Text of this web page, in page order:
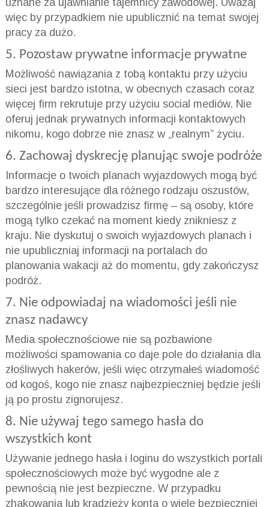
uznane za ujawnianie tajemnicy zawodowej. Uważaj
więc by przypadkiem nie upublicznić na temat swojej
pracy za dużo.
5. Pozostaw prywatne informacje prywatne
Możliwość nawiązania z tobą kontaktu przy użyciu
sieci jest bardzo istotna, w obecnych czasach coraz
więcej firm rekrutuje przy użyciu social mediów. Nie
oferuj jednak prywatnych informacji kontaktowych
nikomu, kogo dobrze nie znasz w „realnym” życiu.
6. Zachowaj dyskrecję planując swoje podróże
Informacje o twoich planach wyjazdowych mogą być
bardzo interesujące dla różnego rodzaju oszustów,
szczególnie jeśli prowadzisz firmę – są osoby, które
mogą tylko czekać na moment kiedy znikniesz z
kraju. Nie dyskutuj o swoich wyjazdowych planach i
nie upubliczniaj informacji na portalach do
planowania wakacji aż do momentu, gdy zakończysz
podróż.
7. Nie odpowiadaj na wiadomości jeśli nie
znasz nadawcy
Media społecznościowe nie są pozbawione
możliwości spamowania co daje pole do działania dla
złośliwych hakerów, jeśli więc otrzymałeś wiadomość
od kogoś, kogo nie znasz najbezpieczniej będzie jeśli
ją po prostu zignorujesz.
8. Nie używaj tego samego hasła do
wszystkich kont
Używanie jednego hasła i loginu do wszystkich portali
społecznościowych może być wygodne ale z
pewnością nie jest bezpieczne. W przypadku
zhakowania lub kradzieży konta o wiele bezpieczniej